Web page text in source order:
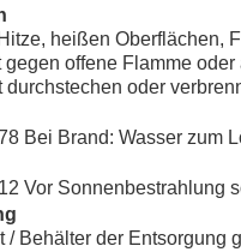
heißen Oberflächen,
gegen offene Flamme
durchstechen oder
Bei Brand: Wasser zum
Vor Sonnenbestrahlung
/ Behälter der Entsorgung